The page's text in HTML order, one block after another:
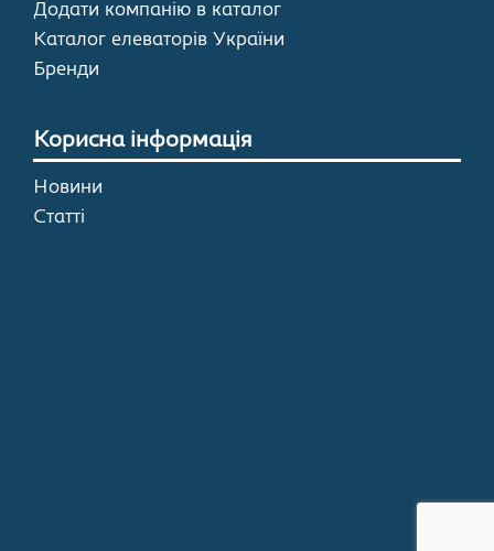
Додати компанію в каталог
Каталог елеваторів України
Бренди
Корисна інформація
Новини
Статті